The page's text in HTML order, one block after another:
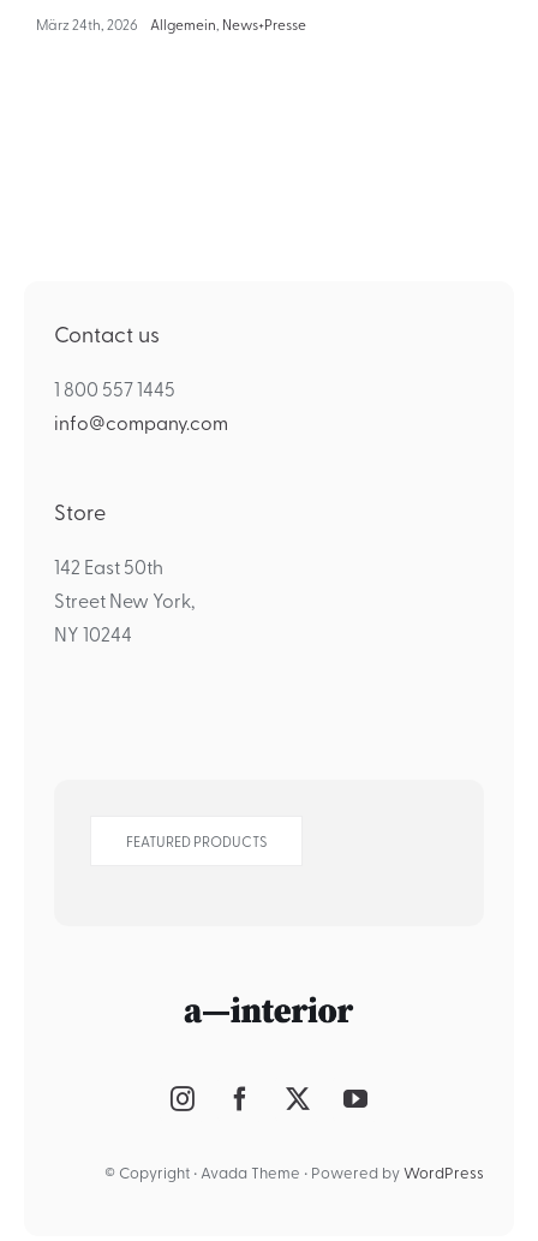
März 24th, 2026 Allgemein News+Presse
Contact us
1 800 557 1445
info@company.com
Store
142 East 50th
Street New York,
NY 10244
FEATURED PRODUCTS
© Copyright • Avada Theme • Powered byWordPress